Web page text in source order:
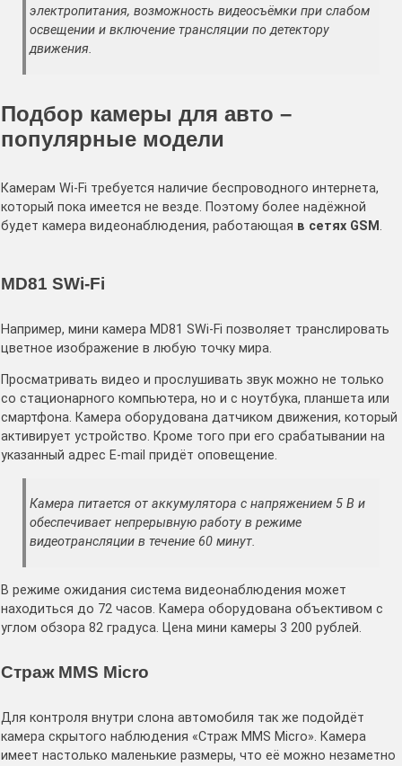
электропитания, возможность видеосъёмки при слабом
освещении и включение трансляции по детектору
движения.
Подбор камеры для авто –
популярные модели
Камерам Wi-Fi требуется наличие беспроводного интернета,
который пока имеется не везде. Поэтому более надёжной
будет камера видеонаблюдения, работающая в сетях GSM .
MD81 SWi-Fi
Например, мини камера MD81 SWi-Fi позволяет транслировать
цветное изображение в любую точку мира.
Просматривать видео и прослушивать звук можно не только
со стационарного компьютера, но и с ноутбука, планшета или
смартфона. Камера оборудована датчиком движения, который
активирует устройство. Кроме того при его срабатывании на
указанный адрес E-mail придёт оповещение.
Камера питается от аккумулятора с напряжением 5 В и
обеспечивает непрерывную работу в режиме
видеотрансляции в течение 60 минут.
В режиме ожидания система видеонаблюдения может
находиться до 72 часов. Камера оборудована объективом с
углом обзора 82 градуса. Цена мини камеры 3 200 рублей.
Страж MMS Micro
Для контроля внутри слона автомобиля так же подойдёт
камера скрытого наблюдения «Страж MMS Micro». Камера
имеет настолько маленькие размеры, что её можно незаметно